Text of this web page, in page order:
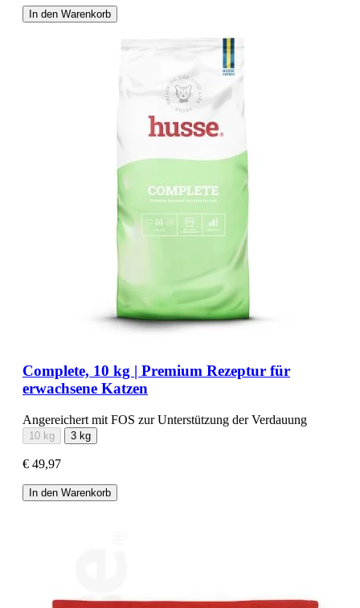
In den Warenkorb
Complete, 10 kg | Premium Rezeptur für
erwachsene Katzen
Angereichert mit FOS zur Unterstützung der Verdauung
10 kg 3 kg
€ 49,97
In den Warenkorb